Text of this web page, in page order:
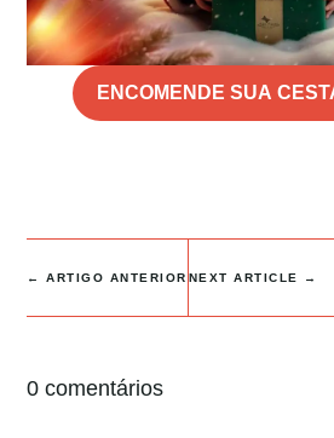
ENCOMENDE SUA
←ARTIGO ANTERIOR NEXT ARTICLE →
0 comentários